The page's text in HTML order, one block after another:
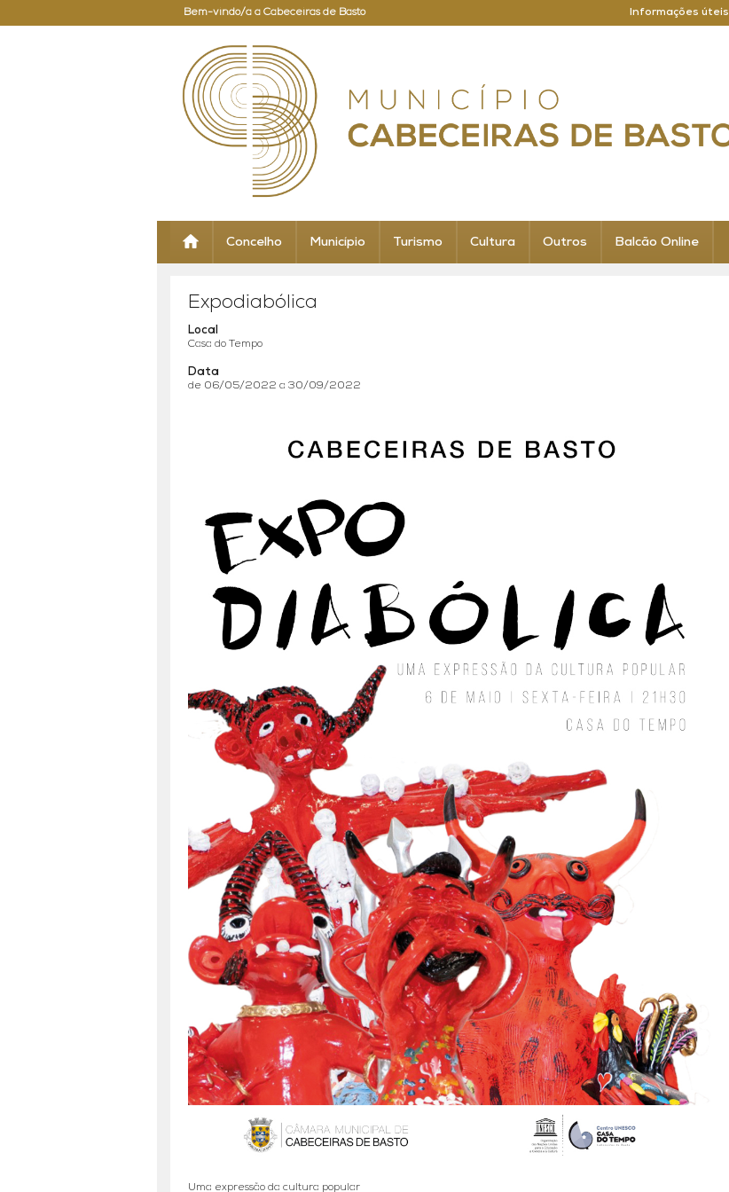
Bem-vindo/a a Cabeceiras de Basto Informações úteis
Concelho Município Turismo Cultura Outros Balcão Online
Expodiabólica
Local
Casa do Tempo
Data
de 06/05/2022 a 30/09/2022
Uma expressão da cultura popular